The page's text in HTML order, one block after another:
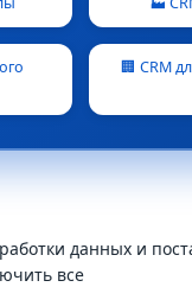
🏢 CRM
данных и
все